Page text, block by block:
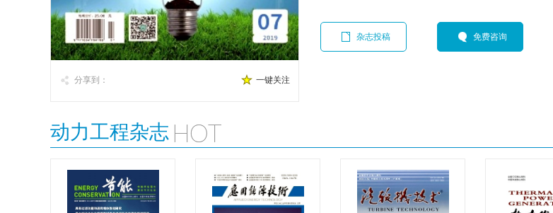
分享到： 一键关注
杂志投稿 免费咨询
动力工程杂志